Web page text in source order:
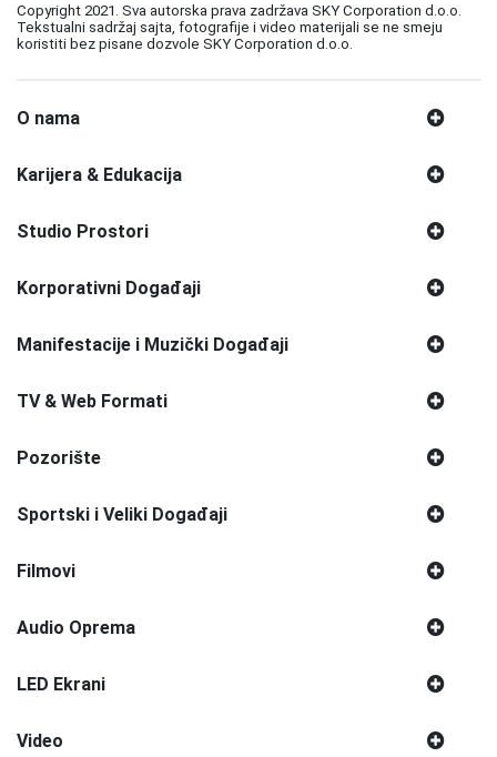
Copyright 2021. Sva autorska prava zadržava SKY Corporation d.o.o.
Tekstualni sadržaj sajta, fotografije i video materijali se ne smeju
koristiti bez pisane dozvole SKY Corporation d.o.o.
O nama
Karijera & Edukacija
Studio Prostori
Korporativni Događaji
Manifestacije i Muzički Događaji
TV & Web Formati
Pozorište
Sportski i Veliki Događaji
Filmovi
Audio Oprema
LED Ekrani
Video